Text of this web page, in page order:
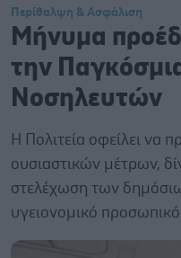
Περίθαλψη & Ασφάλιση
Μήνυμα
την
Νοσηλευτών
Η Πολιτεία οφείλει να
ουσιαστικών μέτρων,
στελέχωση των
υγειονομικό